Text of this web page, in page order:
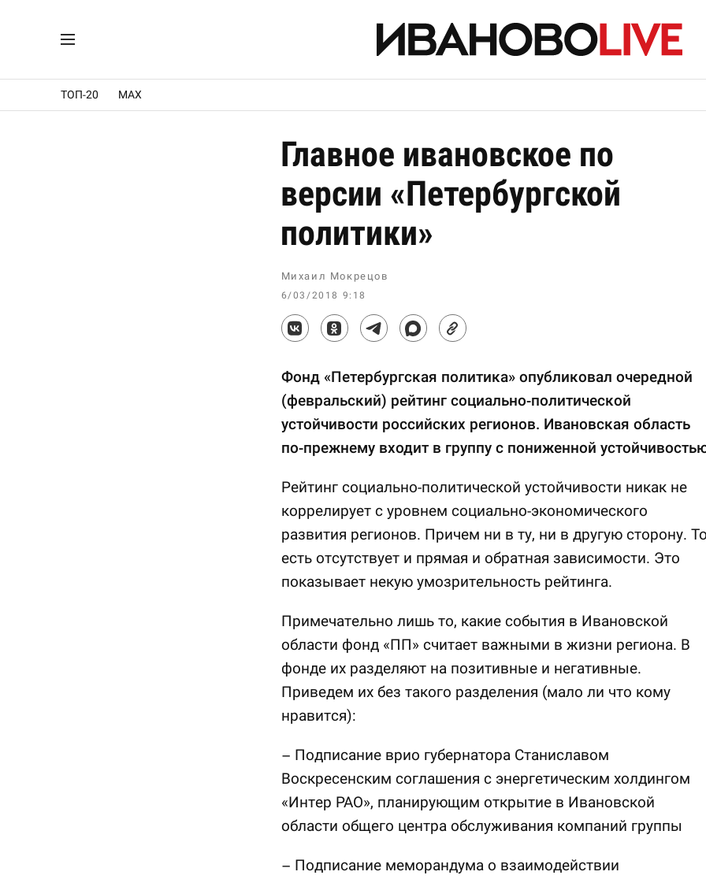
ТОП-20 MAX
Главное ивановское по
версии «Петербургской
политики»
Михаил Мокрецов
6/03/2018 9:18
Фонд «Петербургская политика» опубликовал очередной
(февральский) рейтинг социально-политической
устойчивости российских регионов. Ивановская область
по-прежнему входит в группу с пониженной
Рейтинг социально-политической устойчивости никак не
коррелирует с уровнем социально-экономического
развития регионов. Причем ни в ту, ни в другую сторону.
есть отсутствует и прямая и обратная зависимости. Это
показывает некую умозрительность рейтинга.
Примечательно лишь то, какие события в Ивановской
области фонд «ПП» считает важными в жизни региона. В
фонде их разделяют на позитивные и негативные.
Приведем их без такого разделения (мало ли что кому
нравится):
– Подписание врио губернатора Станиславом
Воскресенским соглашения с энергетическим холдингом
«Интер РАО», планирующим открытие в Ивановской
области общего центра обслуживания компаний группы
– Подписание меморандума о взаимодействии